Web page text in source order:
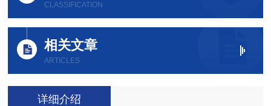
CLASSIFICATION
相关文章
ARTICLES
详细介绍